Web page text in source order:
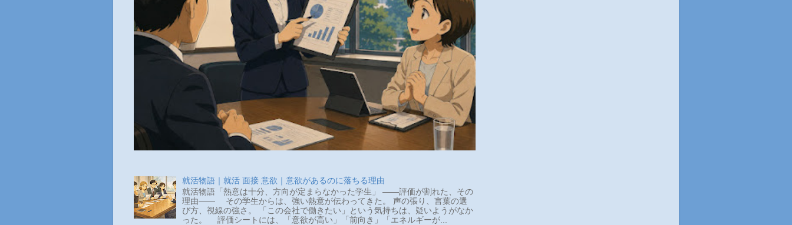
就活物語｜就活 面接 意欲｜意欲があるのに落ちる理由
就活物語「熱意は十分、方向が定まらなかった学生」 ――評価が割れた、その
理由―― その学生からは、強い熱意が伝わってきた。 声の張り、言葉の選
び方、視線の強さ。 「この会社で働きたい」という気持ちは、疑いようがなか
った。 評価シートには、「意欲が高い」「前向き」「エネルギーが...